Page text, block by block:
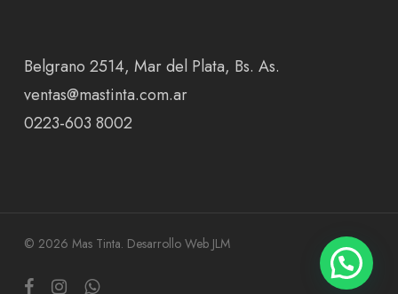
Belgrano 2514, Mar del Plata, Bs. As.
ventas@mastinta.com.ar
0223-603 8002
© 2026 Mas Tinta. Desarrollo Web JLM
facebookinstagramwhatsapp